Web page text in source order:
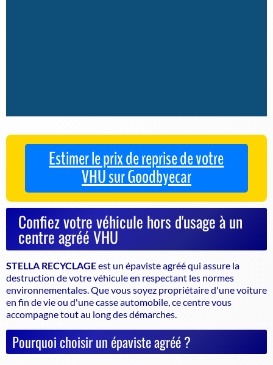
Estimer le prix de reprise de votre
VHU sur Goodbyecar
Confiez votre véhicule hors d'usage à un
centre agréé VHU
STELLA RECYCLAGEest un épaviste agrééqui assure la
destruction de votre véhicule en respectant les normes
environnementales. Que vous soyez propriétaire d'une voiture
en fin de vie ou d'une casse automobile, ce centre vous
accompagne tout au long des démarches.
Pourquoi choisir un épaviste agréé ?